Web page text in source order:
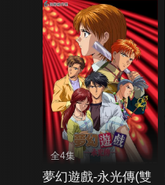
全4集
夢幻遊戲-永光傳(雙